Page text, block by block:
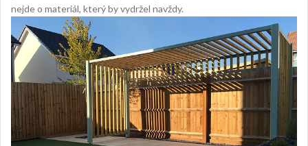
nejde o materiál, který by vydržel navždy.